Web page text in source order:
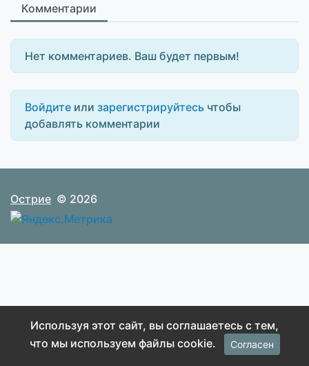
Комментарии
Нет комментариев. Ваш будет первым!
Войдите или зарегистрируйтесь чтобы
добавлять комментарии
Острие © 2026
Используя этот сайт, вы соглашаетесь с тем,
что мы используем файлы cookie.
Согласен